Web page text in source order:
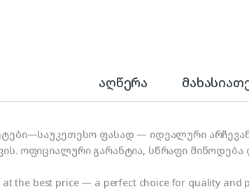
აღწერა
ფასად — იდეალური
ოფიციალური გარანტია, სწრაფი
at the best price — a perfect choice for quality and